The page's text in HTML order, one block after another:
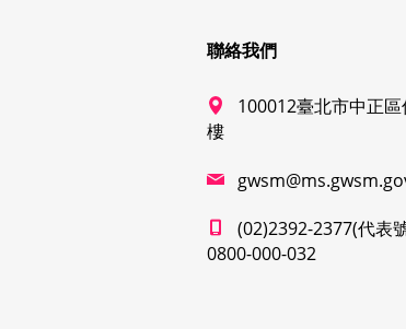
聯絡我們
100012臺北市中正
樓
(02)2392-2377(代表
0800-000-032